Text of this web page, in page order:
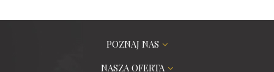
POZNAJ NAS
NASZA OFERTA